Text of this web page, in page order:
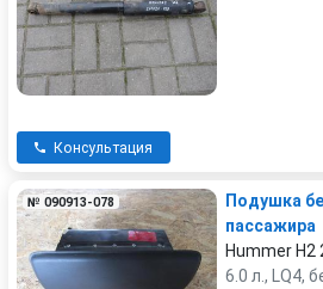
Консультация
№ 090913-078
Подушка
пассажира
Hummer H2
6.0 л., LQ4,